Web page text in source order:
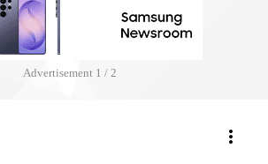
Advertisement 1 / 2
more_vert